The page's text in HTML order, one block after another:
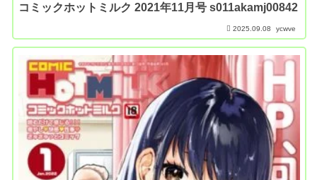
コミックホットミルク 2021年11月号 s011akamj00842
2025.09.08 ycwve